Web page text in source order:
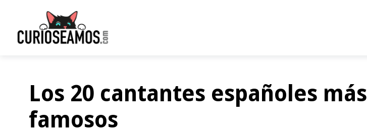
Los 20 cantantes españoles más
famosos